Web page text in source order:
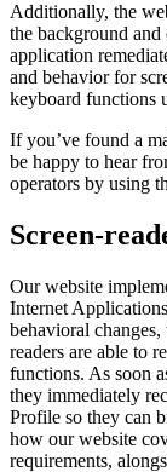
Additionally, the
the background
application
and behavior for
keyboard functions
If you’ve found a
be happy to hear
operators by using
Screen-
Our website
Internet
behavioral
readers are able to
functions. As soon
they immediately
Profile so they can
how our website
requirements,